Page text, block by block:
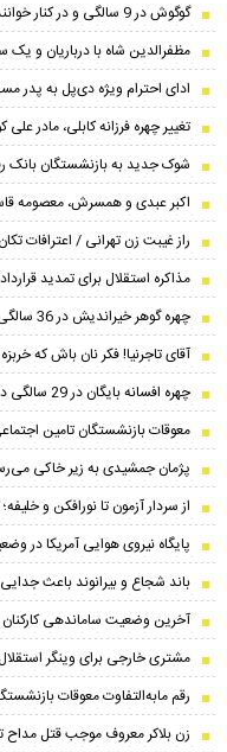
گوگوش در 9 سالگی و در کنار خوانندگان مشهور دهه 30
مظفرالدین شاه با درباریان و یک
ادای احترام ویژه دی‌پل به پدر
تغییر چهره فرزانه کابلی، مادر علی
شوک جدید به بازنشستگان بانک
اکبر عبدی و همسرش، معصومه
راز غیبت زن تهرانی / اعترافات
مذاکره استقلال برای تمدید
چهره گوهر خیراندیش در 36 سالگی در «سایه خیال»
آقای تاجرنیا! فکر نان باش که
چهره افسانه بایگان در 29 سالگی در یک فیلم
معوقات بازنشستگان تامین
پژمان جمشیدی به زیر خاکی
از سردار آزمون تا نورافکن و
پایگاه نیروی هوایی آمریکا در
باند شجاع و بیرانوند باعث
آخرین وضعیت ساماندهی کارکنان
مشتری خارجی برای وینگر
رقم مابه‌التفاوت معوقات
زن بلاکر معروف موجب قتل مداح